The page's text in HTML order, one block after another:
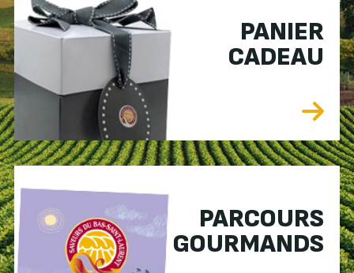
PANIER
CADEAU
PARCOURS
GOURMANDS